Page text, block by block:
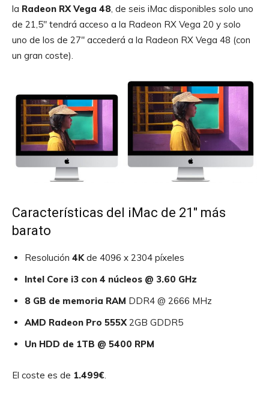
la Radeon RX Vega 48 , de seis iMac disponibles solo uno
de 21,5″ tendrá acceso a la Radeon RX Vega 20 y solo
uno de los de 27″ accederá a la Radeon RX Vega 48 (con
un gran coste).
Características del iMac de 21″ más
barato
Resolución 4Kde 4096 x 2304 píxeles
Intel Core i3 con 4 núcleos @ 3.60 GHz
8 GB de memoria RAM DDR4 @ 2666 MHz
AMD Radeon Pro 555X2GB GDDR5
Un HDD de 1TB @ 5400 RPM
El coste es de 1.499€.